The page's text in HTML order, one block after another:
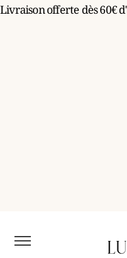
Livraison offerte dès